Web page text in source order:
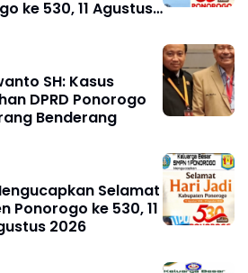
ke 530, 11 Agustus
SH: Kasus
DPRD Ponorogo
Benderang
Selamat
Ponorogo ke 530, 11
2026